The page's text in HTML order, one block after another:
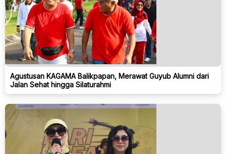
Agustusan KAGAMA Balikpapan, Merawat Guyub Alumni dari
Jalan Sehat hingga Silaturahmi